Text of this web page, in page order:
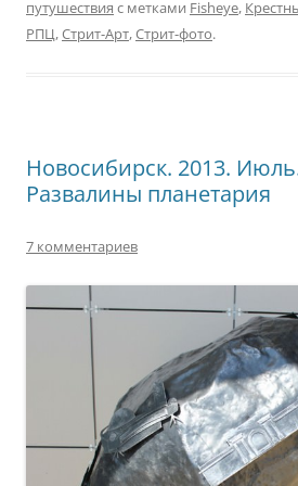
путушествия с метками Fisheye,
РПЦ,Стрит-Арт,Стрит-фото.
Новосибирск. 2013.
Развалины планетария
7 комментариев